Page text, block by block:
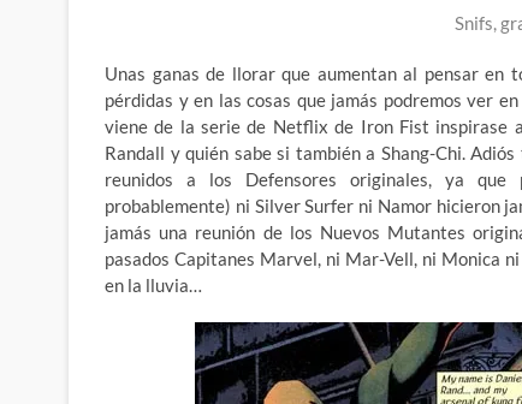
Snifs,
Unas ganas de llorar que aumentan al pensar en
pérdidas y en las cosas que jamás podremos ver
viene de la serie de Netflix de Iron Fist inspirase
Randall y quién sabe si también a Shang-Chi.
reunidos a los Defensores originales, ya que
probablemente) ni Silver Surfer ni Namor hicieron
jamás una reunión de los Nuevos Mutantes
pasados Capitanes Marvel, ni Mar-Vell, ni Monica
en la lluvia…